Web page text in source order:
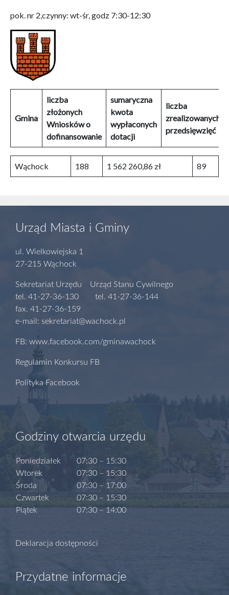
pok. nr 2,czynny: wt-śr, godz 7:30-12:30
Gmina
liczba
złożonych
Wniosków o
dofinansowanie
sumaryczna
kwota
wypłaconych
dotacji
liczba
zrealizowanych
przedsięwzięć
Wąchock 188 1 562 260,86 zł 89
Urząd Miasta i Gminy
ul. Wielkowiejska 1
27-215 Wąchock
Sekretariat Urzędu Urząd Stanu Cywilnego
tel. 41-27-36-130 tel. 41-27-36-144
fax. 41-27-36-159
e-mail: sekretariat@wachock.pl
FB: www.facebook.com/gminawachock
Regulamin Konkursu FB
Polityka Facebook
Godziny otwarcia urzędu
Poniedziałek
Wtorek
Środa
Czwartek
Piątek
07:30 – 15:30
07:30 – 15:30
07:30 – 17:00
07:30 – 15:30
07:30 – 14:00
Deklaracja dostępności
Przydatne informacje